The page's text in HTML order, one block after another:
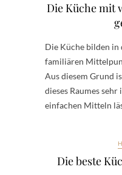
Die Küche mit
Die Küche bilden in
familiären
Aus diesem Grund
dieses Raumes
einfachen Mitteln
Die beste